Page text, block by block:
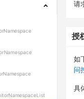
请
授
如
问
具